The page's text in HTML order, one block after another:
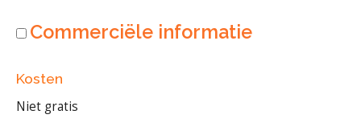
Commerciële informatie
Kosten
Niet gratis